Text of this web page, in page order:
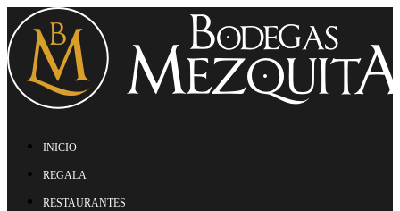
INICIO
REGALA
RESTAURANTES